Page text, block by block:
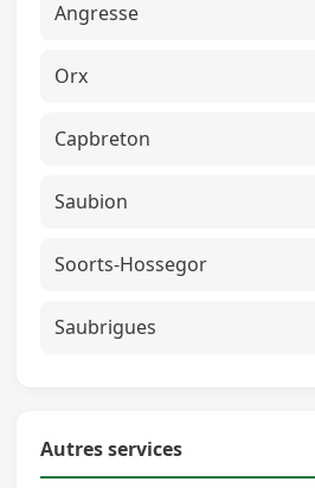
Angresse
Orx
Capbreton
Saubion
Soorts-Hossegor
Saubrigues
Autres services